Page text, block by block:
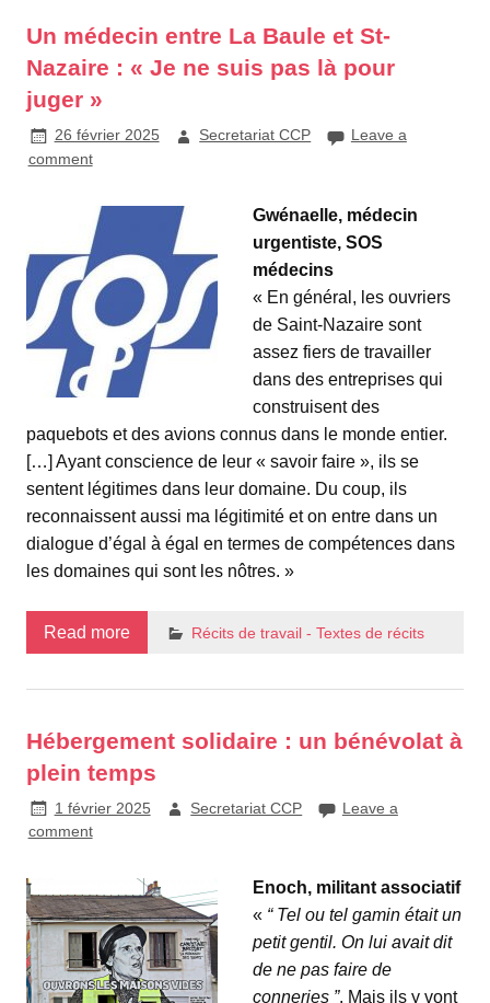
Un médecin entre La Baule et St-
Nazaire : « Je ne suis pas là pour
juger »
26 février 2025 Secretariat CCP
Leave a
comment
Gwénaelle, médecin
urgentiste, SOS
médecins
« En général, les ouvriers
de Saint-Nazaire sont
assez fiers de travailler
dans des entreprises qui
construisent des
paquebots et des avions connus dans le monde entier.
[…] Ayant conscience de leur « savoir faire », ils se
sentent légitimes dans leur domaine. Du coup, ils
reconnaissent aussi ma légitimité et on entre dans un
dialogue d’égal à égal en termes de compétences dans
les domaines qui sont les nôtres. »
Read more Récits de travail - Textes de récits
Hébergement solidaire : un bénévolat à
plein temps
1 février 2025 Secretariat CCP
Leave a
comment
Enoch, militant associatif
« “ Tel ou tel gamin était un
petit gentil. On lui avait dit
de ne pas faire de
conneries ”. Mais ils y vont